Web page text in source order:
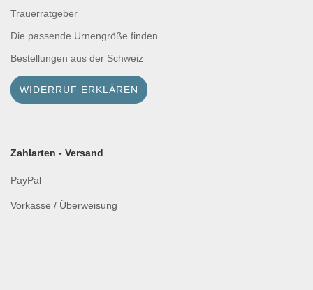
Trauerratgeber
Die passende Urnengröße finden
Bestellungen aus der Schweiz
WIDERRUF ERKLÄREN
Zahlarten - Versand
PayPal
Vorkasse / Überweisung